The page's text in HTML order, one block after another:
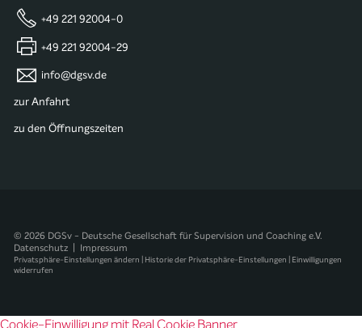
+49 221 92004-0
+49 221 92004-29
info@dgsv.de
zur Anfahrt
zu den Öffnungszeiten
© 2026 DGSv - Deutsche Gesellschaft für Supervision und Coaching e.V.
Datenschutz
Impressum
Privatsphäre-Einstellungen ändern Historie der Privatsphäre-Einstellungen
Einwilligungen
widerrufen
Cookie-Einwilligung mit Real Cookie Banner